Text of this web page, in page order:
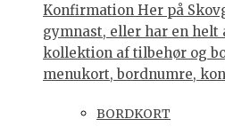
Konfirmation Her på
gymnast, eller har en helt
kollektion af tilbehør og
menukort, bordnumre,
BORDKORT